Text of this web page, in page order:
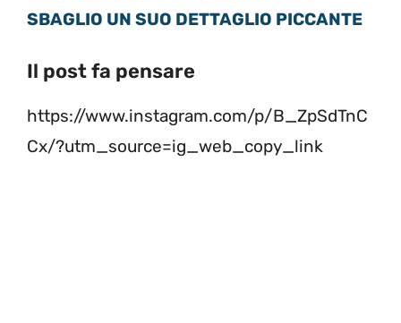
SBAGLIO UN SUO DETTAGLIO PICCANTE
Il post fa pensare
https://www.instagram.com/p/B_ZpSdTnC
Cx/?utm_source=ig_web_copy_link